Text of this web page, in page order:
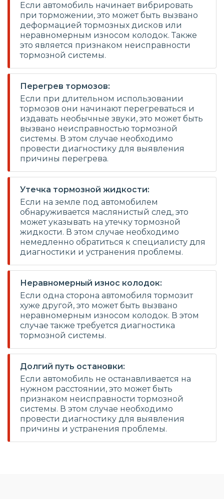
Если автомобиль начинает вибрировать
при торможении, это может быть вызвано
деформацией тормозных дисков или
неравномерным износом колодок. Также
это является признаком неисправности
тормозной системы.
Перегрев тормозов:
Если при длительном использовании
тормозов они начинают перегреваться и
издавать необычные звуки, это может быть
вызвано неисправностью тормозной
системы. В этом случае необходимо
провести диагностику для выявления
причины перегрева.
Утечка тормозной жидкости:
Если на земле под автомобилем
обнаруживается маслянистый след, это
может указывать на утечку тормозной
жидкости. В этом случае необходимо
немедленно обратиться к специалисту для
диагностики и устранения проблемы.
Неравномерный износ колодок:
Если одна сторона автомобиля тормозит
хуже другой, это может быть вызвано
неравномерным износом колодок. В этом
случае также требуется диагностика
тормозной системы.
Долгий путь остановки:
Если автомобиль не останавливается на
нужном расстоянии, это может быть
признаком неисправности тормозной
системы. В этом случае необходимо
провести диагностику для выявления
причины и устранения проблемы.